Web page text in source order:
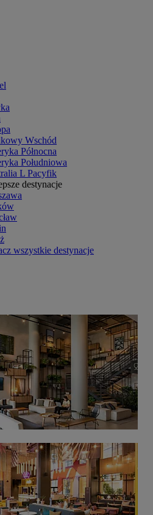
Wschód
Północna
Południowa
L Pacyfik
destynacje
wszystkie destynacje